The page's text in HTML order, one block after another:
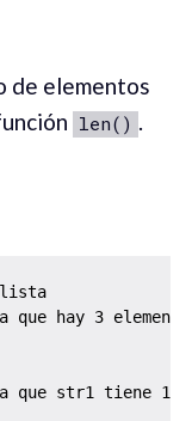
de elementos
len() .
hay 3
que str1 tiene 10